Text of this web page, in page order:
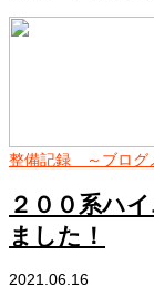
整備記録 ～ブログ
２００系ハ
ました！
2021.06.16